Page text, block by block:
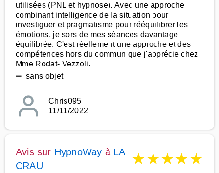
utilisées (PNL et hypnose). Avec une approche
combinant intelligence de la situation pour
investiguer et pragmatisme pour rééquilibrer les
émotions, je sors de mes séances davantage
équilibrée. C'est réellement une approche et des
compétences hors du commun que j'apprécie chez
Mme Rodat- Vezzoli.
➖ sans objet
Chris095
11/11/2022
Avis sur HypnoWay à LA
CRAU
★★★★★